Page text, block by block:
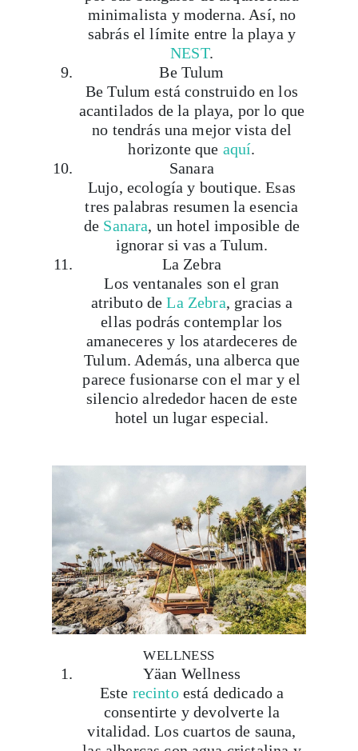
NEST.
Be Tulum
Be Tulum está construido en los
acantilados de la playa, por lo que
no tendrás una mejor vista del
horizonte queaquí.
Sanara
Lujo, ecología y boutique. Esas
tres palabras resumen la esencia
deSanara, un hotel imposible de
ignorar si vas a Tulum.
La Zebra
Los ventanales son el gran
atributo deLa Zebra
ellas podrás contemplar los
amaneceres y los atardeceres de
Tulum. Además, una alberca que
parece fusionarse con el mar y el
silencio alrededor hacen de este
hotel un lugar especial.
WELLNESS
Yäan Wellness
recintoestá dedicado a
consentirte y devolverte la
vitalidad. Los cuartos de sauna,
las albercas con agua cristalina y
los tratamientos especializados
Viaja con Travesías, recibe cada semana
itinerarios, tips de insider y las guías más
Suscribirme